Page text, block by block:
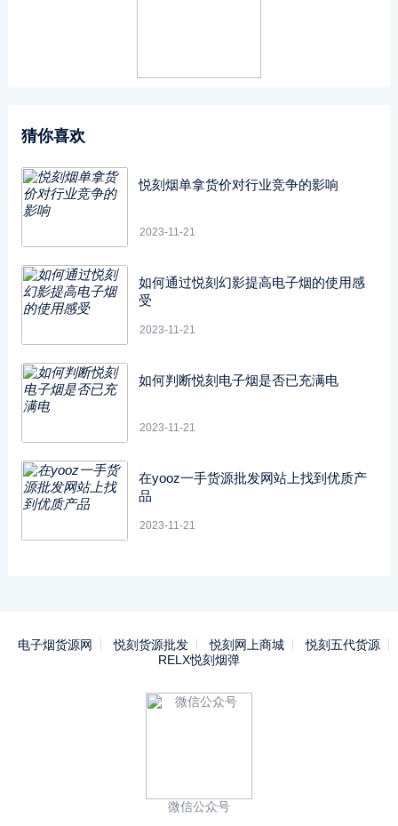
猜你喜欢
悦刻烟单拿货价对行业竞争的影响
2023-11-21
如何通过悦刻幻影提高电子烟的使用感
受
2023-11-21
如何判断悦刻电子烟是否已充满电
2023-11-21
在yooz一手货源批发网站上找到优质产
品
2023-11-21
电子烟货源网 悦刻货源批发 悦刻网上商城
悦刻五代货源
RELX悦刻烟弹
微信公众号